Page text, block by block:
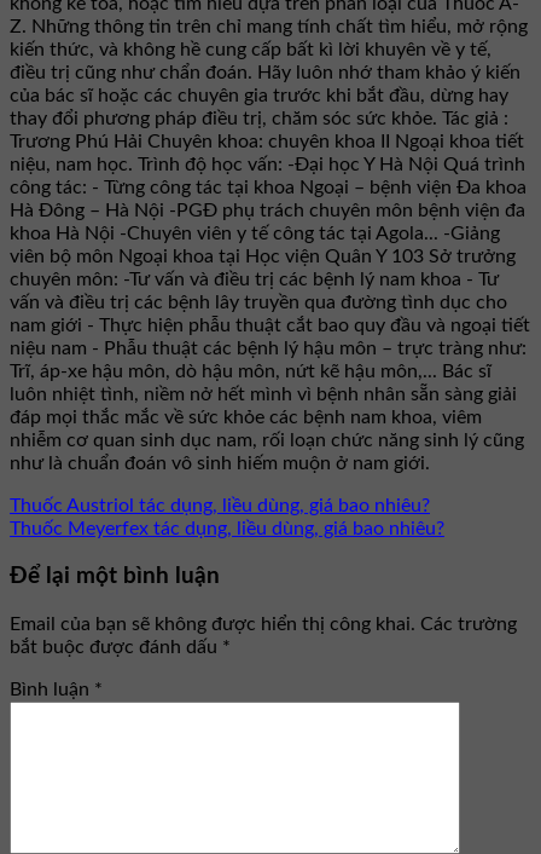
Z. Những thông tin trên chỉ mang tính chất tìm hiểu, mở rộng
kiến thức, và không hề cung cấp bất kì lời khuyên về y tế,
điều trị cũng như chẩn đoán. Hãy luôn nhớ tham khảo ý kiến
của bác sĩ hoặc các chuyên gia trước khi bắt đầu, dừng hay
thay đổi phương pháp điều trị, chăm sóc sức khỏe. Tác giả :
Trương Phú Hải Chuyên khoa: chuyên khoa II Ngoại khoa tiết
niệu, nam học. Trình độ học vấn: -Đại học Y Hà Nội Quá trình
công tác: - Từng công tác tại khoa Ngoại – bệnh viện Đa khoa
Hà Đông – Hà Nội -PGĐ phụ trách chuyên môn bệnh viện đa
khoa Hà Nội -Chuyên viên y tế công tác tại Agola... -Giảng
viên bộ môn Ngoại khoa tại Học viện Quân Y 103 Sở trưởng
chuyên môn: -Tư vấn và điều trị các bệnh lý nam khoa - Tư
vấn và điều trị các bệnh lây truyền qua đường tình dục cho
nam giới - Thực hiện phẫu thuật cắt bao quy đầu và ngoại tiết
niệu nam - Phẫu thuật các bệnh lý hậu môn – trực tràng như:
Trĩ, áp-xe hậu môn, dò hậu môn, nứt kẽ hậu môn,... Bác sĩ
luôn nhiệt tình, niềm nở hết mình vì bệnh nhân sẵn sàng giải
đáp mọi thắc mắc về sức khỏe các bệnh nam khoa, viêm
nhiễm cơ quan sinh dục nam, rối loạn chức năng sinh lý cũng
như là chuẩn đoán vô sinh hiếm muộn ở nam giới.
Thuốc Austriol tác dụng, liều dùng, giá bao nhiêu?
Thuốc Meyerfex tác dụng, liều dùng, giá bao nhiêu?
Để lại một bình luận
Email của bạn sẽ không được hiển thị công khai. Các trường
bắt buộc được đánh dấu *
Bình luận *